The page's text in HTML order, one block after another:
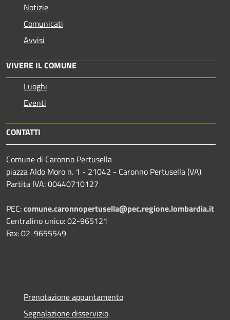
Notizie
Comunicati
Avvisi
VIVERE IL COMUNE
Luoghi
Eventi
CONTATTI
Comune di Caronno Pertusella
piazza Aldo Moro n. 1 - 21042 - Caronno Pertusella (VA)
Partita IVA: 00440710127
PEC:comune.caronnopertusella@pec.regione.lombardia.it
Centralino unico: 02-965121
Fax: 02-9655549
Prenotazione appuntamento
Segnalazione disservizio